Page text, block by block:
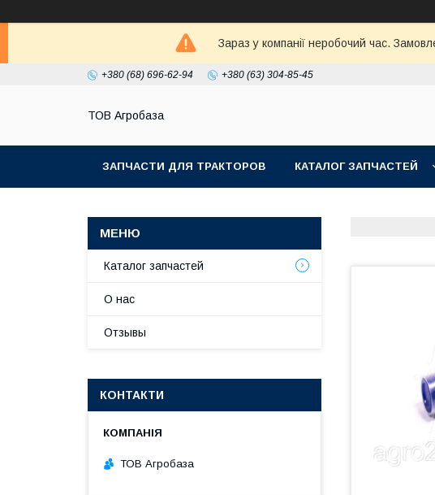
Зараз у компанії неробочий час.
+380 (68) 696-62-94 +380 (63) 304-85-45
ТОВ Агробаза
ЗАПЧАСТИ ДЛЯ ТРАКТОРОВ КАТАЛОГ ЗАПЧАСТЕЙ
Каталог запчастей
О нас
Отзывы
КОНТАКТИ
ТОВ Агробаза